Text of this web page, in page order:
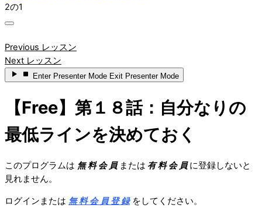
2の1
Previous レッスン
Next レッスン
Enter Presenter Mode Exit Presenter Mode
【Free】第１８話：自分なりの
最低ラインを決めておく
このプログラムは 無 料 会 員 または 有 料 会 員に登録しないと
見れません。
ログインまたは 無 料 会 員 登 録をしてください。